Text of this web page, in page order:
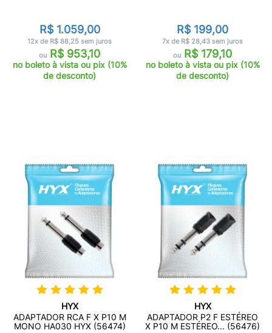
R$ 1.059,00
12x de R$ 88,25 sem juros
ou R$ 953,10
no boleto à vista ou pix (10%
de desconto)
R$ 199,00
7x de R$ 28,43 sem juros
ou R$ 179,10
no boleto à vista ou pix (10%
de desconto)
HYX
ADAPTADOR RCA F X P10 M
MONO HA030 HYX (56474)
HYX
ADAPTADOR P2 F ESTÉREO
X P10 M ESTÉREO... (56476)